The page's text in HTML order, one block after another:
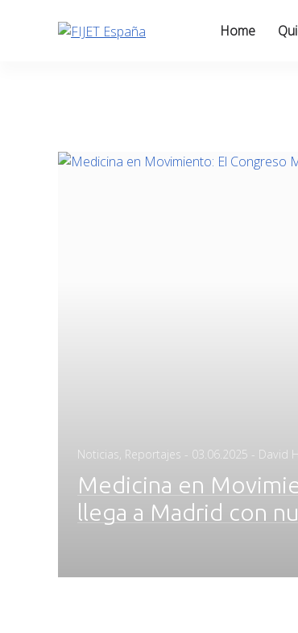
Home
Noticias, Reportajes - Posted
03.06.2025 - David
Medicina en
llega a Madrid con